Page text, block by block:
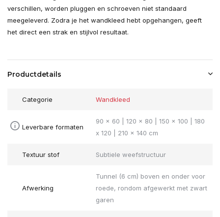
verschillen, worden pluggen en schroeven niet standaard
meegeleverd. Zodra je het wandkleed hebt opgehangen, geeft
het direct een strak en stijlvol resultaat.
Productdetails
Categorie Wandkleed
Leverbare formaten
90 x 60 | 120 x 80 | 150 x 100 | 180
x 120 | 210 x 140 cm
Textuur stof Subtiele weefstructuur
Afwerking
Tunnel (6 cm) boven en onder voor
roede, rondom afgewerkt met zwart
garen